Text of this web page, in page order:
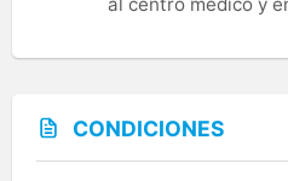
CONDICIONES